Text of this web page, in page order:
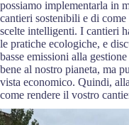
possiamo implementarla in
cantieri sostenibili e di
scelte intelligenti. I cantieri
le pratiche ecologiche, e
basse emissioni alla
bene al nostro pianeta, ma
vista economico. Quindi,
come rendere il vostro